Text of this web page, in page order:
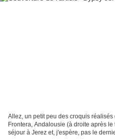
Allez, un petit peu des croquis
Frontera, Andalousie (à droite après
séjour à Jerez et, j'espère, pas le